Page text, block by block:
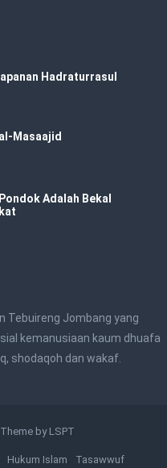
Hadraturrasul
Masaajid
Adalah Bekal
Tebuireng Jombang yang
kemanusiaan kaum dhuafa
shodaqoh dan wakaf.
byLSPT
Hukum Islam Tasawwuf